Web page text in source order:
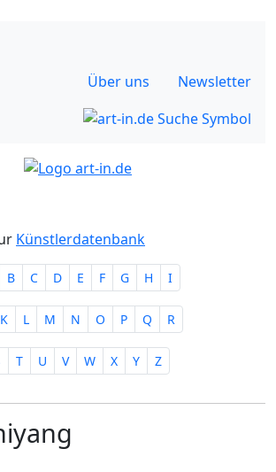
Über uns Newsletter
Künstlerdatenbank
B C D E F G H I
K L M N O P Q R
T U V W X Y Z